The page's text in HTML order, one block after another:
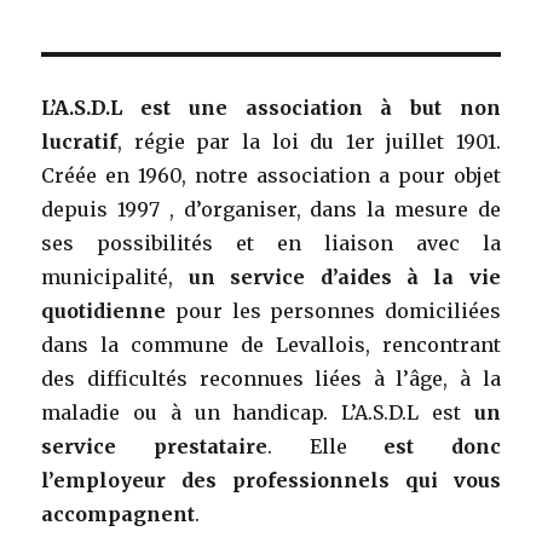
L’A.S.D.L est une association à but non
lucratif, régie par la loi du 1er juillet 1901.
Créée en 1960, notre association a pour objet
depuis 1997 , d’organiser, dans la mesure de
ses possibilités et en liaison avec la
municipalité, un service d’aides à la vie
quotidienne pour les personnes domiciliées
dans la commune de Levallois, rencontrant
des difficultés reconnues liées à l’âge, à la
maladie ou à un handicap. L’A.S.D.L est un
service prestataire. Elle est donc
l’employeur des professionnels qui vous
accompagnent.